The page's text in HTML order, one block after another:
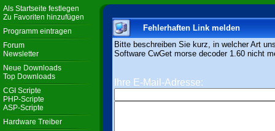
Als Startseite festlegen
Zu Favoriten hinzufügen
Programm eintragen
Forum
Newsletter
Neue Downloads
Top Downloads
CGI Scripte
PHP-Scripte
ASP-Scripte
Hardware Treiber
Fehlerhaften Link melden
Bitte beschreiben Sie kurz, in welcher Art
Software CwGet morse decoder 1.60 nicht
Ihre E-Mail-Adresse: